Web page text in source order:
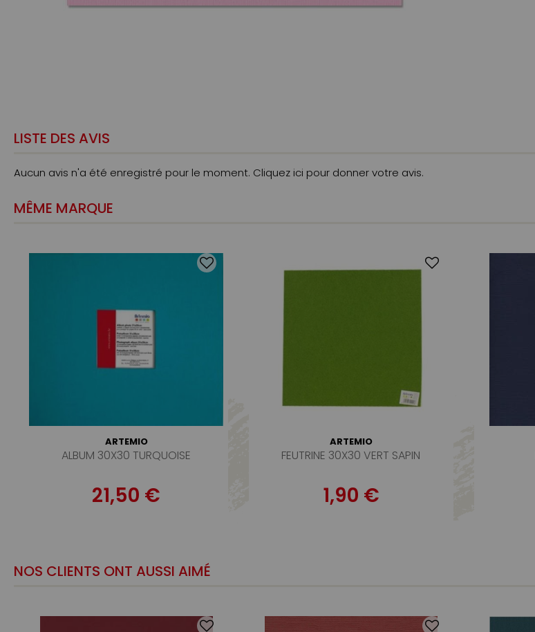
LISTE DES AVIS
Aucun avis n'a été enregistré pour le moment. Cliquez ici pour donner votre avis.
MÊME MARQUE
ARTEMIO
ALBUM 30X30 TURQUOISE
21,50 €
ARTEMIO
FEUTRINE 30X30 VERT SAPIN
1,90 €
NOS CLIENTS ONT AUSSI AIMÉ